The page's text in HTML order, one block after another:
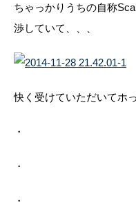
ちゃっかりうちの自称
渉していて、、、
快く受けていただいてホ
・
・
・